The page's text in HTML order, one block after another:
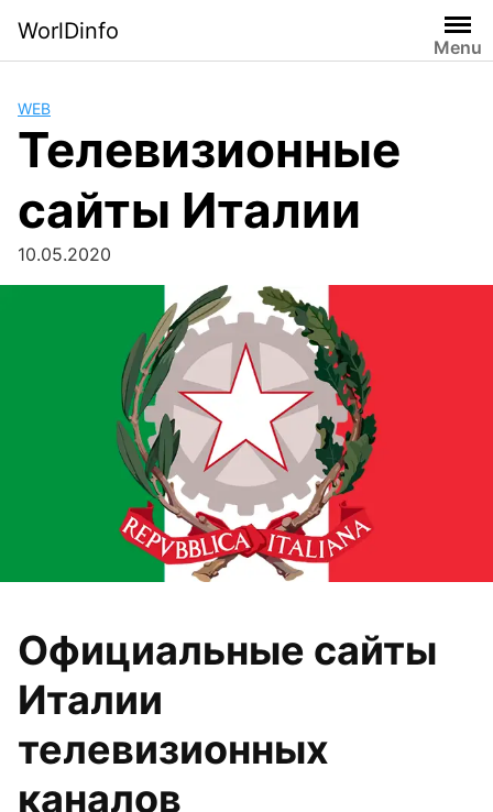
content
WorlDinfo
Menu
WEB
Телевизионные
сайты Италии
10.05.2020
Официальные сайты
Италии
телевизионных
каналов